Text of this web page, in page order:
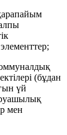
(бұдан
үй
мен